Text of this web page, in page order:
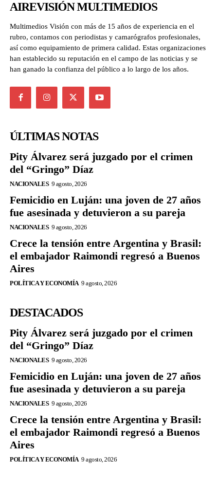
AIREVISIÓN MULTIMEDIOS
Multimedios Visión con más de 15 años de experiencia en el
rubro, contamos con periodistas y camarógrafos profesionales,
así como equipamiento de primera calidad. Estas organizaciones
han establecido su reputación en el campo de las noticias y se
han ganado la confianza del público a lo largo de los años.
ÚLTIMAS NOTAS
Pity Álvarez será juzgado por el crimen
del “Gringo” Díaz
NACIONALES 9 agosto, 2026
Femicidio en Luján: una joven de 27 años
fue asesinada y detuvieron a su pareja
NACIONALES 9 agosto, 2026
Crece la tensión entre Argentina y Brasil:
el embajador Raimondi regresó a Buenos
Aires
POLÍTICA Y ECONOMÍA 9 agosto, 2026
DESTACADOS
Pity Álvarez será juzgado por el crimen
del “Gringo” Díaz
NACIONALES 9 agosto, 2026
Femicidio en Luján: una joven de 27 años
fue asesinada y detuvieron a su pareja
NACIONALES 9 agosto, 2026
Crece la tensión entre Argentina y Brasil:
el embajador Raimondi regresó a Buenos
Aires
POLÍTICA Y ECONOMÍA 9 agosto, 2026